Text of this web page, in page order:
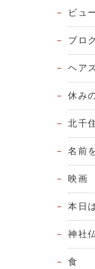
ビュ
ブロ
ヘア
休み
北千
名前
映画
本日
神社
食